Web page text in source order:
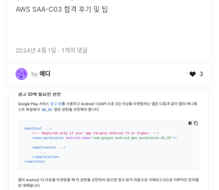
AWS SAA-C03 합격 후기 및 팁
2024년 4월 1일 · 1 개의 댓글
by 에디 3